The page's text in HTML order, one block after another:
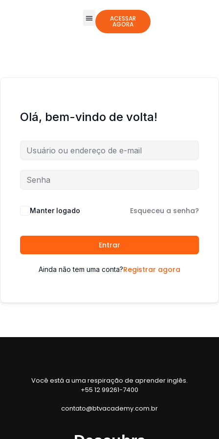
ACESSAR
AGORA
Olá, bem-vindo de volta!
Manter logado Esqueceu a senha?
Entrar
Ainda não tem uma conta?Registrar agora
Você está a uma respiração de aprender inglês.
+55 12 99261-7400
contato@btvacademy.com.br